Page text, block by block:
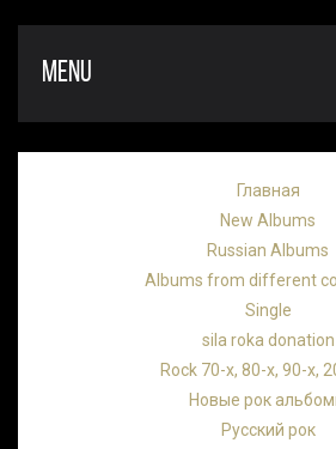
MENU
Главная
New Albums
Russian Albums
Albums from different
Single
sila roka donation
Rock 70-х, 80-х, 90-х,
Новые рок
Русский рок